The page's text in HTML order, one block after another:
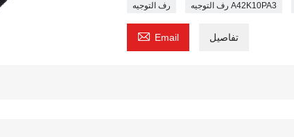
رف التوجيه رف التوجيه A42K10PA3
 Email تفاصيل